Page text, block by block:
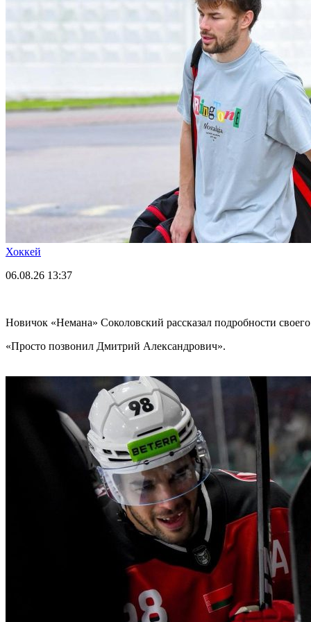
Хоккей
06.08.26 13:37
Новичок «Немана» Соколовский рассказал подробности
«Просто позвонил Дмитрий Александрович».